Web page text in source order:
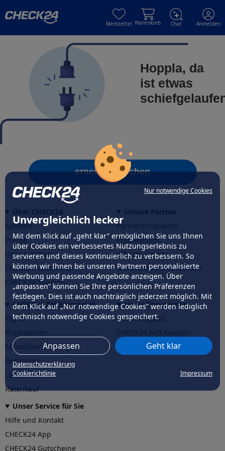
Nur notwendige Cookies
Unvergleichlich lecker
Mit dem Klick auf „geht klar” ermöglichen Sie uns Ihnen
über Cookies ein verbessertes Nutzungserlebnis zu
servieren und dieses kontinuierlich zu verbessern. So
können wir Ihnen bei unseren Partnern personalisierte
Werbung und passende Angebote anzeigen. Über
„anpassen” können Sie Ihre persönlichen Präferenzen
festlegen. Dies ist auch nachträglich jederzeit möglich. Mit
dem Klick auf „Nur notwendige Cookies” werden lediglich
technisch notwendige Cookies gespeichert.
Anpassen Geht klar
Datenschutzerklärung
Cookierichtlinie
Impressum
Merkzettel Warenkorb Chat Anmelden
Hoppla, da
ist etwas
erneut versuchen
Karriere
Presse
Unternehmen
CHECK24 Österreich
CHECK24 Spanien
Partnerprogramm
Profi werden
Affiliate werden
Werkstattpartner werden
CHECK24 Zahlungsarten
PayPal
Sofortüberweisung
Rechnung
Lastschrift
Ratenkauf
Unser Engagement
Nachhaltigkeit
CHECK24hilftder Natur
Unser Service für Sie
Hilfe und Kontakt
CHECK24 App
CHECK24 Gutscheine